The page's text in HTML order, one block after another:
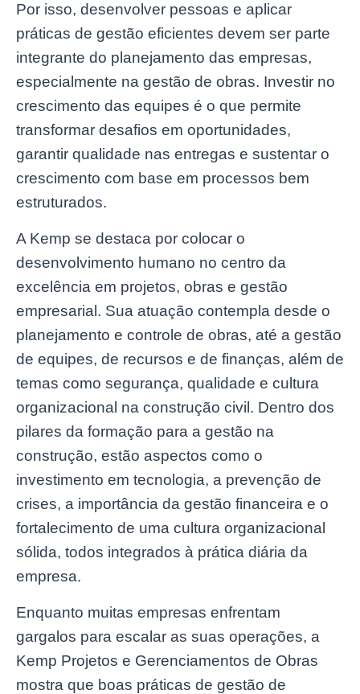
Por isso, desenvolver pessoas e aplicar
práticas de gestão eficientes devem ser parte
integrante do planejamento das empresas,
especialmente na gestão de obras. Investir no
crescimento das equipes é o que permite
transformar desafios em oportunidades,
garantir qualidade nas entregas e sustentar o
crescimento com base em processos bem
estruturados.
A Kemp se destaca por colocar o
desenvolvimento humano no centro da
excelência em projetos, obras e gestão
empresarial. Sua atuação contempla desde o
planejamento e controle de obras, até a gestão
de equipes, de recursos e de finanças, além de
temas como segurança, qualidade e cultura
organizacional na construção civil. Dentro dos
pilares da formação para a gestão na
construção, estão aspectos como o
investimento em tecnologia, a prevenção de
crises, a importância da gestão financeira e o
fortalecimento de uma cultura organizacional
sólida, todos integrados à prática diária da
empresa.
Enquanto muitas empresas enfrentam
gargalos para escalar as suas operações, a
Kemp Projetos e Gerenciamentos de Obras
mostra que boas práticas de gestão de